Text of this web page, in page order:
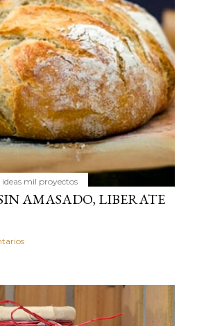
ideas mil proyectos
AMASADO, LIBERATE